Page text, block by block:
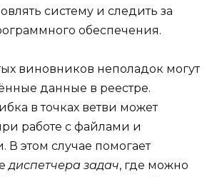
систему и следить за
обеспечения.
виновников неполадок могут
данные в реестре.
в точках ветви может
работе с файлами и
этом случае помогает
диспетчера задач, где можно